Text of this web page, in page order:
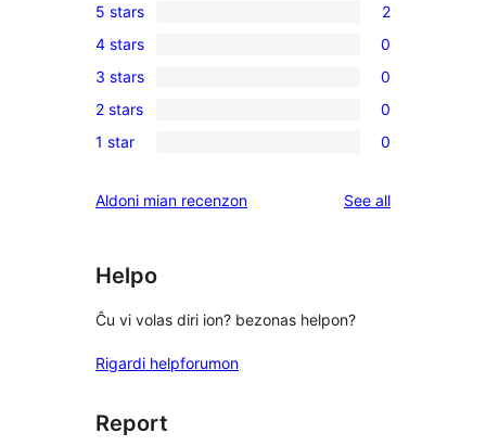
2
5-
star
reviews
5 stars 2
0
4-
star
reviews
4 stars 0
0
3-
star
3 stars 0
0
2-
reviews
2 stars 0
0
star
1 star 0
Aldoni mian recenzon See allreviews
Helpo
Ĉu vi volas diri ion? bezonas helpon?
Rigardi helpforumon
Report